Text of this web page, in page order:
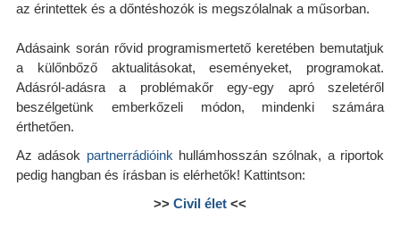
az érintettek és a dőntéshozók is megszólalnak a műsorban.
Adásaink során rővid programismertető keretében bemutatjuk
a külőnbőző aktualitásokat, eseményeket, programokat.
Adásról-adásra a problémakőr egy-egy apró szeletéről
beszélgetünk emberkőzeli módon, mindenki számára
érthetően.
Az adások partnerrádióink hullámhosszán szólnak, a riportok
pedig hangban és írásban is elérhetők! Kattintson:
>> Civil élet <<